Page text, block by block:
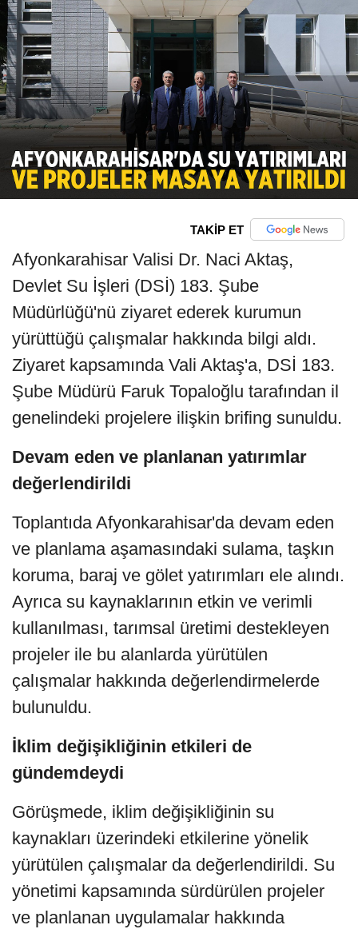
TAKİP ET
Afyonkarahisar Valisi Dr. Naci Aktaş,
Devlet Su İşleri (DSİ) 183. Şube
Müdürlüğü'nü ziyaret ederek kurumun
yürüttüğü çalışmalar hakkında bilgi aldı.
Ziyaret kapsamında Vali Aktaş'a, DSİ 183.
Şube Müdürü Faruk Topaloğlu tarafından il
genelindeki projelere ilişkin brifing sunuldu.
Devam eden ve planlanan yatırımlar
değerlendirildi
Toplantıda Afyonkarahisar'da devam eden
ve planlama aşamasındaki sulama, taşkın
koruma, baraj ve gölet yatırımları ele alındı.
Ayrıca su kaynaklarının etkin ve verimli
kullanılması, tarımsal üretimi destekleyen
projeler ile bu alanlarda yürütülen
çalışmalar hakkında değerlendirmelerde
bulunuldu.
İklim değişikliğinin etkileri de
gündemdeydi
Görüşmede, iklim değişikliğinin su
kaynakları üzerindeki etkilerine yönelik
yürütülen çalışmalar da değerlendirildi. Su
yönetimi kapsamında sürdürülen projeler
ve planlanan uygulamalar hakkında